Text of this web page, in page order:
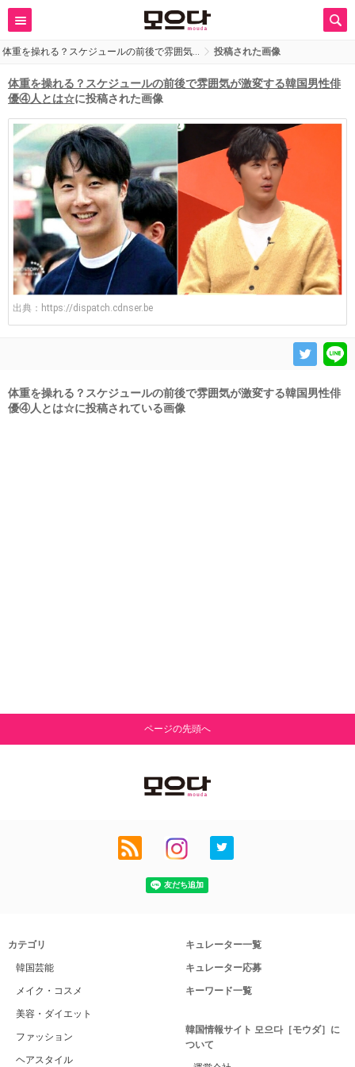
体重を操れる？スケジュールの前後で雰囲気… 投稿された画像
体重を操れる？スケジュールの前後で雰囲気が激変する韓国男性俳
優④人とは☆に投稿された画像
出典： https://dispatch.cdnser.be
体重を操れる？スケジュールの前後で雰囲気が激変する韓国男性俳
優④人とは☆に投稿されている画像
ページの先頭へ
カテゴリ
韓国芸能
メイク・コスメ
美容・ダイエット
ファッション
ヘアスタイル
キュレーター一覧
キュレーター応募
キーワード一覧
韓国情報サイト 모으다［モウダ］に
ついて